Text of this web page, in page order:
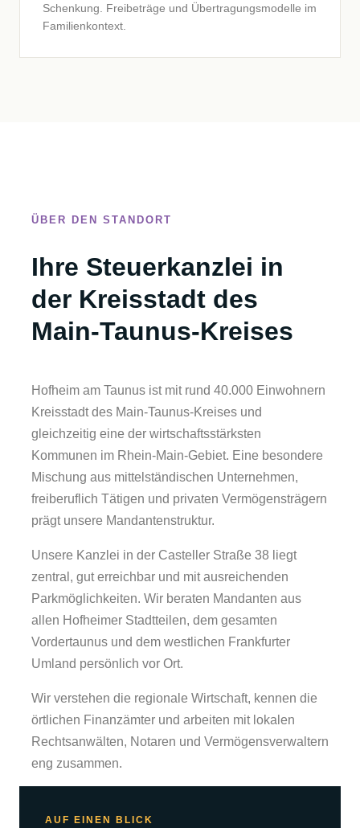
Schenkung. Freibeträge und Übertragungsmodelle im
Familienkontext.
ÜBER DEN STANDORT
Ihre Steuerkanzlei in
der Kreisstadt des
Main-Taunus-Kreises
Hofheim am Taunus ist mit rund 40.000 Einwohnern
Kreisstadt des Main-Taunus-Kreises und
gleichzeitig eine der wirtschaftsstärksten
Kommunen im Rhein-Main-Gebiet. Eine besondere
Mischung aus mittelständischen Unternehmen,
freiberuflich Tätigen und privaten Vermögensträgern
prägt unsere Mandantenstruktur.
Unsere Kanzlei in der Casteller Straße 38 liegt
zentral, gut erreichbar und mit ausreichenden
Parkmöglichkeiten. Wir beraten Mandanten aus
allen Hofheimer Stadtteilen, dem gesamten
Vordertaunus und dem westlichen Frankfurter
Umland persönlich vor Ort.
Wir verstehen die regionale Wirtschaft, kennen die
örtlichen Finanzämter und arbeiten mit lokalen
Rechtsanwälten, Notaren und Vermögensverwaltern
eng zusammen.
AUF EINEN BLICK